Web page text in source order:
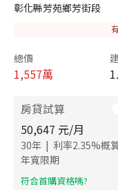
彰化縣芳苑鄉芳街段
總價
1,557萬
房貸試算
50,647 元/月
30年 | 利率2.35%概
年寬限期
​符合首購資格嗎?